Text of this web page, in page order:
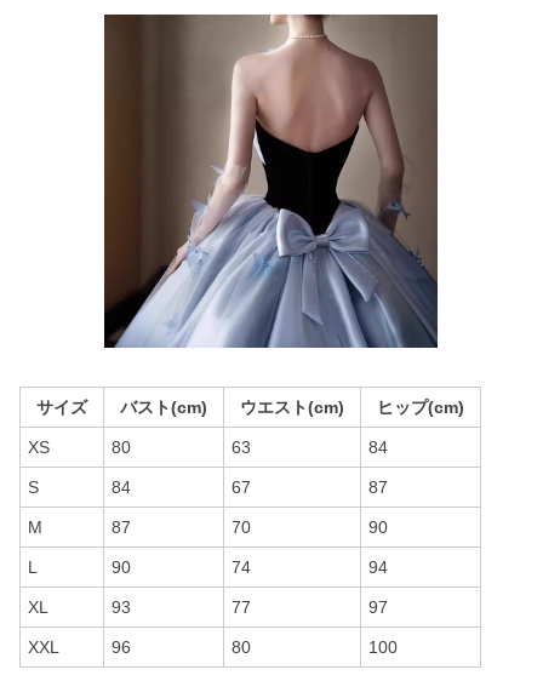
サイズ バスト(cm) ウエスト(cm) ヒップ(cm)
XS 80 63 84
S 84 67 87
M 87 70 90
L 90 74 94
XL 93 77 97
XXL 96 80 100